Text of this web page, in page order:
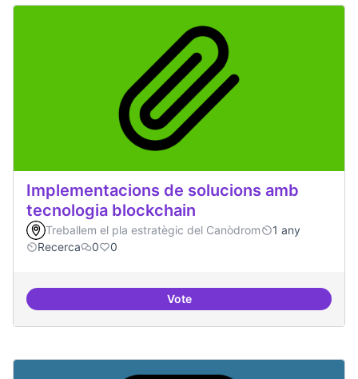
Implementacions de solucions amb
tecnologia blockchain
Treballem el pla estratègic del Canòdrom
1 any
Recerca
0 0
VoteImplementacions de solucions